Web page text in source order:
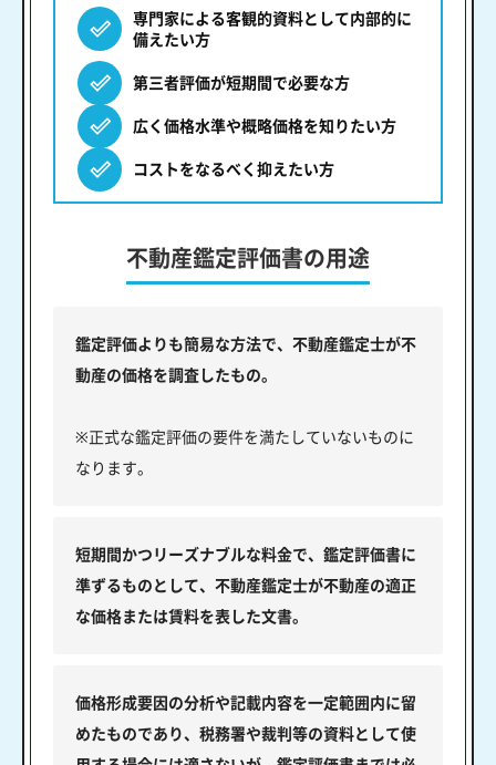
専門家による客観的資料として内部的に
備えたい方
第三者評価が短期間で必要な方
広く価格水準や概略価格を知りたい方
コストをなるべく抑えたい方
不動産鑑定評価書の用途
鑑定評価よりも簡易な方法で、不動産鑑定士が不
動産の価格を調査したもの。
※正式な鑑定評価の要件を満たしていないものに
なります。
短期間かつリーズナブルな料金で、鑑定評価書に
準ずるものとして、不動産鑑定士が不動産の適正
な価格または賃料を表した文書。
価格形成要因の分析や記載内容を一定範囲内に留
めたものであり、税務署や裁判等の資料として使